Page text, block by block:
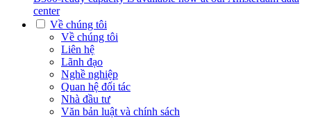
center
Về chúng tôi
Về chúng tôi
Liên hệ
Lãnh đạo
Nghề nghiệp
Quan hệ đối tác
Nhà đầu tư
Văn bản luật và chính sách